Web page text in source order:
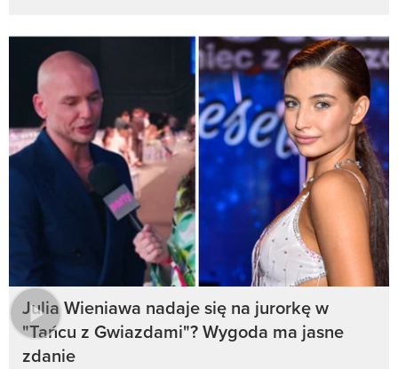
Julia Wieniawa nadaje się na jurorkę w
"Tańcu z Gwiazdami"? Wygoda ma jasne
zdanie